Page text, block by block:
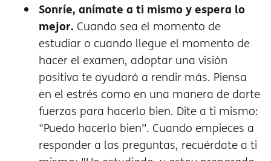
Sonríe, anímate a ti mismo y espera lo
mejor. Cuando sea el momento de
estudiar o cuando llegue el momento de
hacer el examen, adoptar una visión
positiva te ayudará a rendir más. Piensa
en el estrés como en una manera de darte
fuerzas para hacerlo bien. Dite a ti mismo:
"Puedo hacerlo bien”. Cuando empieces a
responder a las preguntas, recuérdate a ti